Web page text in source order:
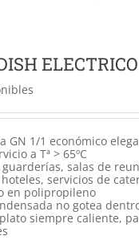
GN 1/1 económico
a Tª > 65ºC
salas de
servicios de
en polipropileno
no gotea
plato siempre caliente,